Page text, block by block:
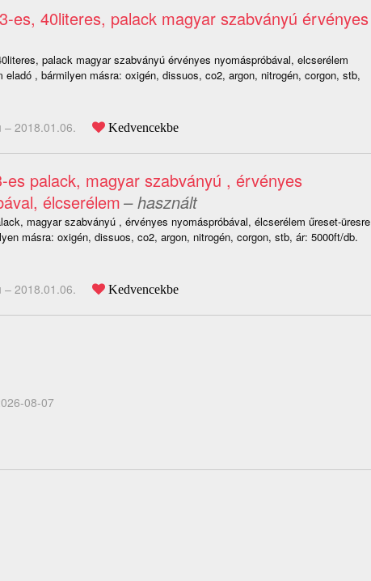
es, 40literes, palack magyar szabványú érvényes
palack magyar szabványú érvényes nyomáspróbával, elcserélem
eladó , bármilyen másra: oxigén, dissuos, co2, argon, nitrogén, corgon, stb,
– 2018.01.06. Kedvencekbe
es palack, magyar szabványú , érvényes
élcserélem– használt
magyar szabványú , érvényes nyomáspróbával, élcserélem űreset-üresre
másra: oxigén, dissuos, co2, argon, nitrogén, corgon, stb, ár: 5000ft/db.
– 2018.01.06. Kedvencekbe
08-07